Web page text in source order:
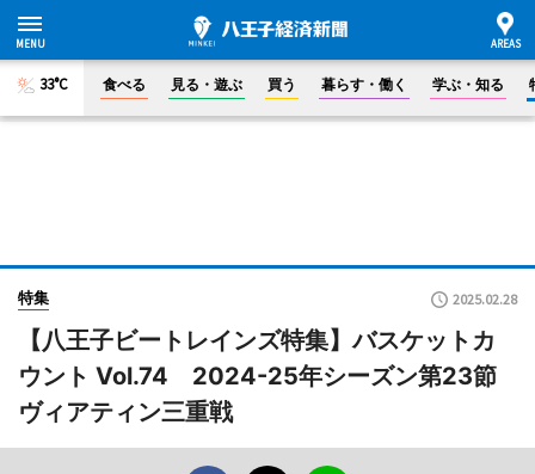
33°C 食べる 見る・遊ぶ 買う 暮らす・働く 学ぶ・知る
特集 2025.02.28
【八王子ビートレインズ特集】バスケットカ
ウント Vol.74 2024-25年シーズン第23節
ヴィアティン三重戦